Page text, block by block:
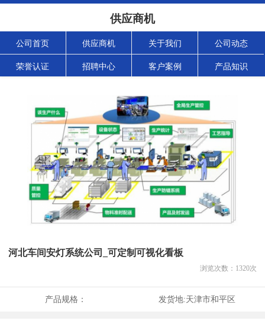
供应商机
公司首页 供应商机 关于我们 公司动态
荣誉认证 招聘中心 客户案例 产品知识
河北车间安灯系统公司_可定制可视化看板
浏览次数： 1320次
产品规格： 发货地:天津市和平区